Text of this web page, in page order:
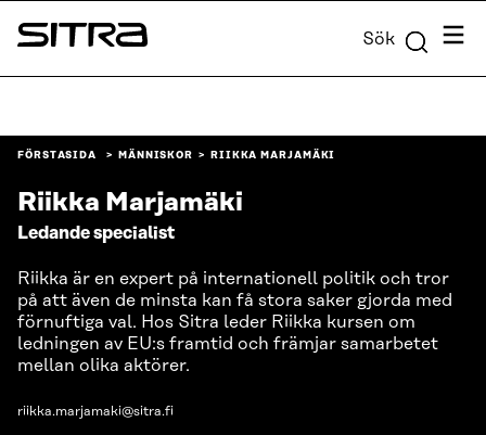
Skip to
content
Sitra Sök Meny
FÖRSTASIDA MÄNNISKOR RIIKKA MARJAMÄKI
Riikka Marjamäki
Ledande specialist
Riikka är en expert på internationell politik och tror
på att även de minsta kan få stora saker gjorda med
förnuftiga val. Hos Sitra leder Riikka kursen om
ledningen av EU:s framtid och främjar samarbetet
mellan olika aktörer.
riikka.marjamaki@sitra.fi